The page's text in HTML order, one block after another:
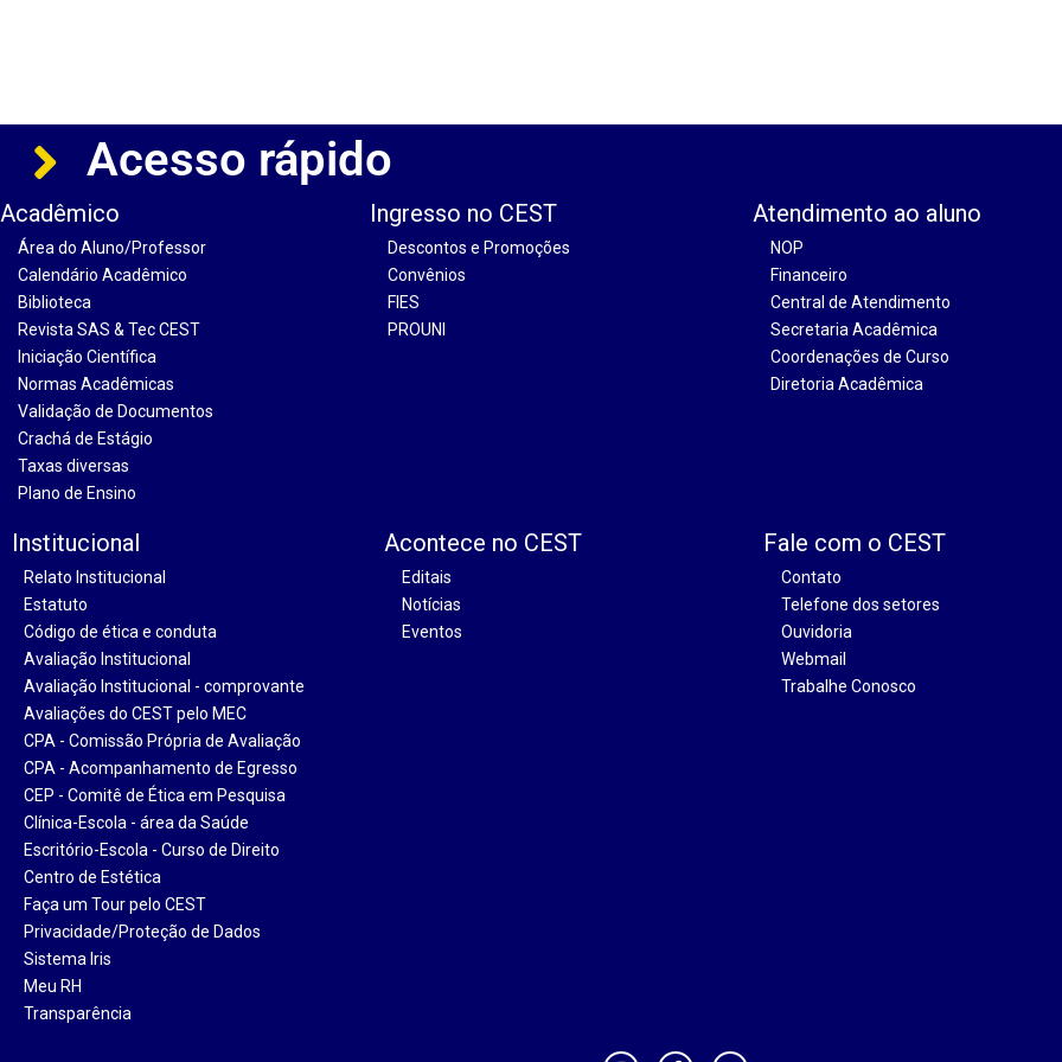
Acesso rápido
Acadêmico
Área do Aluno/Professor
Calendário Acadêmico
Biblioteca
Revista SAS & Tec CEST
Iniciação Científica
Normas Acadêmicas
Validação de Documentos
Crachá de Estágio
Taxas diversas
Plano de Ensino
Ingresso no CEST
Descontos e Promoções
Convênios
FIES
PROUNI
Atendimento ao aluno
NOP
Financeiro
Central de Atendimento
Secretaria Acadêmica
Coordenações de Curso
Diretoria Acadêmica
Institucional
Relato Institucional
Estatuto
Código de ética e conduta
Avaliação Institucional
Avaliação Institucional - comprovante
Avaliações do CEST pelo MEC
CPA - Comissão Própria de Avaliação
CPA - Acompanhamento de Egresso
CEP - Comitê de Ética em Pesquisa
Clínica-Escola - área da Saúde
Escritório-Escola - Curso de Direito
Centro de Estética
Faça um Tour pelo CEST
Privacidade/Proteção de Dados
Sistema Iris
Meu RH
Transparência
Acontece no CEST
Editais
Notícias
Eventos
Fale com o CEST
Contato
Telefone dos setores
Ouvidoria
Webmail
Trabalhe Conosco